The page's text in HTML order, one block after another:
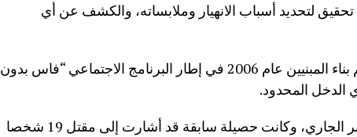
لتحديد أسباب الانهيار وملابساته، والكشف عن أي
وبحسب المعطيات الأولية، تم بناء المبنيين عام 2006 في إطار البرنامج الاجتماعي “فاس بدون
المحدود.
ووقع الانهيار ليلة 9-10 ديسمبر الجاري، وكانت حصيلة سابقة قد أشارت إلى مقتل 19 شخصا